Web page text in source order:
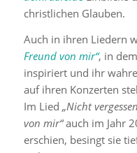
christlichen Glauben.
Auch in ihren Liedern
Freund von mir“, in
inspiriert und ihr
auf ihren Konzerten
Im Lied „Nicht
von mir“auch im Jahr
erschien, besingt sie